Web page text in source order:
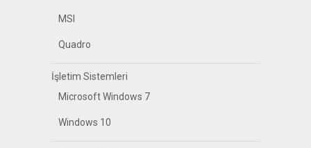
MSI
Quadro
İşletim Sistemleri
Microsoft Windows 7
Windows 10